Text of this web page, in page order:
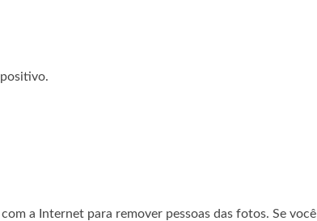
a Internet para remover pessoas das fotos. Se você